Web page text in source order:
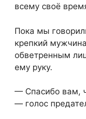
всему своё
Пока мы
крепкий
обветренным
ему руку.
— Спасибо вам,
— голос